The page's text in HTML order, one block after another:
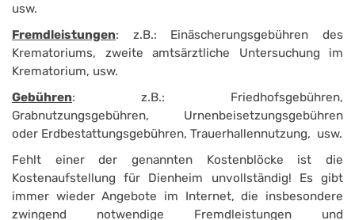
usw.
Fremdleistungen: z.B.: Einäscherungsgebühren des
Krematoriums, zweite amtsärztliche Untersuchung im
Krematorium, usw.
Gebühren: z.B.: Friedhofsgebühren,
Grabnutzungsgebühren, Urnenbeisetzungsgebühren
oder Erdbestattungsgebühren, Trauer­hallennutzung, usw.
Fehlt einer der genannten Kostenblöcke ist die
Kostenaufstellung für Dienheim unvollständig! Es gibt
immer wieder Angebote im Internet, die insbesondere
zwingend notwendige Fremdleistungen und